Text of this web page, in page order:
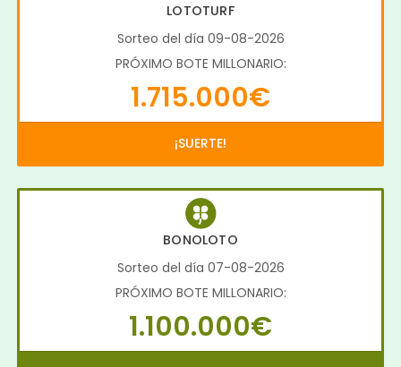
LOTOTURF
Sorteo del día 09-08-2026
PRÓXIMO BOTE MILLONARIO:
1.715.000€
¡SUERTE!
BONOLOTO
Sorteo del día 07-08-2026
PRÓXIMO BOTE MILLONARIO:
1.100.000€